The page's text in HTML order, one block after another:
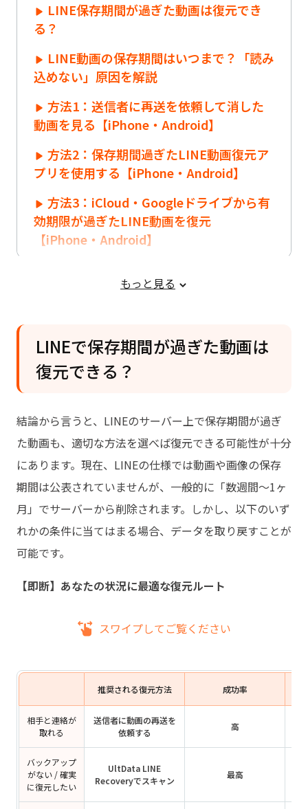
LINE保存期間が過ぎた動画は復元でき
る？
LINE動画の保存期間はいつまで？「読み
込めない」原因を解説
方法1：送信者に再送を依頼して消した
動画を見る【iPhone・Android】
方法2：保存期間過ぎたLINE動画復元ア
プリを使用する【iPhone・Android】
方法3：iCloud・Googleドライブから有
効期限が過ぎたLINE動画を復元
【iPhone・Android】
いLINE動画を復元【iPhone無料】
シュファイルから動画を探す
LINEの動画と写真の保存期間を伸びる方
法
LINE動画に関するよくある質問
もっと見る
LINEで保存期間が過ぎた動画は
復元できる？
結論から言うと、LINEのサーバー上で保存期間が過ぎ
た動画も、適切な方法を選べば復元できる可能性が十分
にあります。現在、LINEの仕様では動画や画像の保存
期間は公表されていませんが、一般的に「数週間〜1ヶ
月」でサーバーから削除されます。しかし、以下のいず
れかの条件に当てはまる場合、データを取り戻すことが
可能です。
【即断】あなたの状況に最適な復元ルート
スワイプしてご覧ください
推奨される復元方法 成功率
相手と連絡が
取れる
送信者に動画の再送を
依頼する
高
バックアップ
がない / 確実
に復元したい
UltData LINE
Recoveryでスキャン
最高